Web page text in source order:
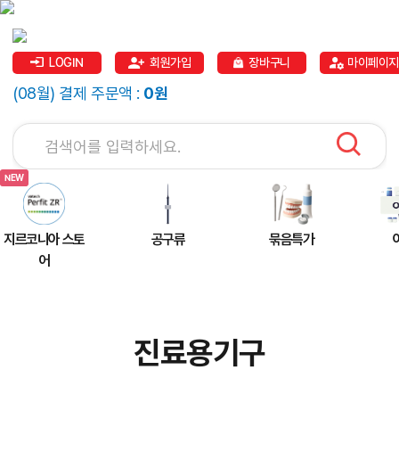
LOGIN 회원가입 장바구니 마이페이지
(08월) 결제 주문액 : 0원
지르코니아 스토
어
공구류 묶음특가
진료용기구